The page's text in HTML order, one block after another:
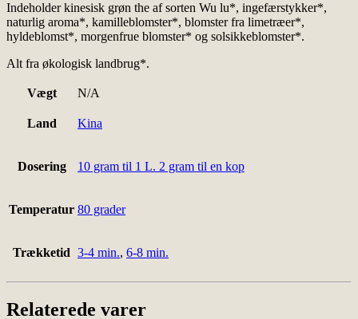
Indeholder kinesisk grøn the af sorten Wu lu*, ingefærstykker*,
naturlig aroma*, kamilleblomster*, blomster fra limetræer*,
hyldeblomst*, morgenfrue blomster* og solsikkeblomster*.
Alt fra økologisk landbrug*.
Vægt N/A
Land Kina
Dosering 10 gram til 1 L. 2 gram til en kop
Temperatur 80 grader
Trækketid 3-4 min., 6-8 min.
Relaterede varer